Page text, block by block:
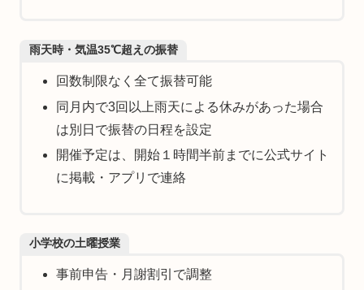
雨天時・気温35℃超えの振替
回数制限なく全て振替可能
同月内で3回以上雨天による休みがあった場合
は別日で振替の日程を設定
開催予定は、開始１時間半前までに公式サイト
に掲載・アプリで連絡
小学校の土曜授業
事前申告・月謝割引で調整